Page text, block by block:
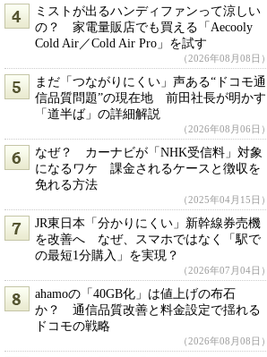
ミストが出るハンディファンって涼しい
の？ 家電量販店でも買える「Aecooly
Cold Air／Cold Air Pro」を試す
（2026年08月08日）
まだ「つながりにくい」声ある“ドコモ通
信品質問題”の現在地 前田社長が明かす
「道半ば」の詳細解説
（2026年08月06日）
なぜ？ カーナビが「NHK受信料」対象
になるワケ 課金されるケースと徴収を
免れる方法
（2025年04月15日）
JR東日本「分かりにくい」新幹線券売機
を改善へ なぜ、スマホではなく「駅で
の最短1分購入」を実現？
（2026年07月04日）
ahamoの「40GB化」は値上げの布石
か？ 通信品質改善と料金設定で揺れる
ドコモの戦略
（2026年08月08日）